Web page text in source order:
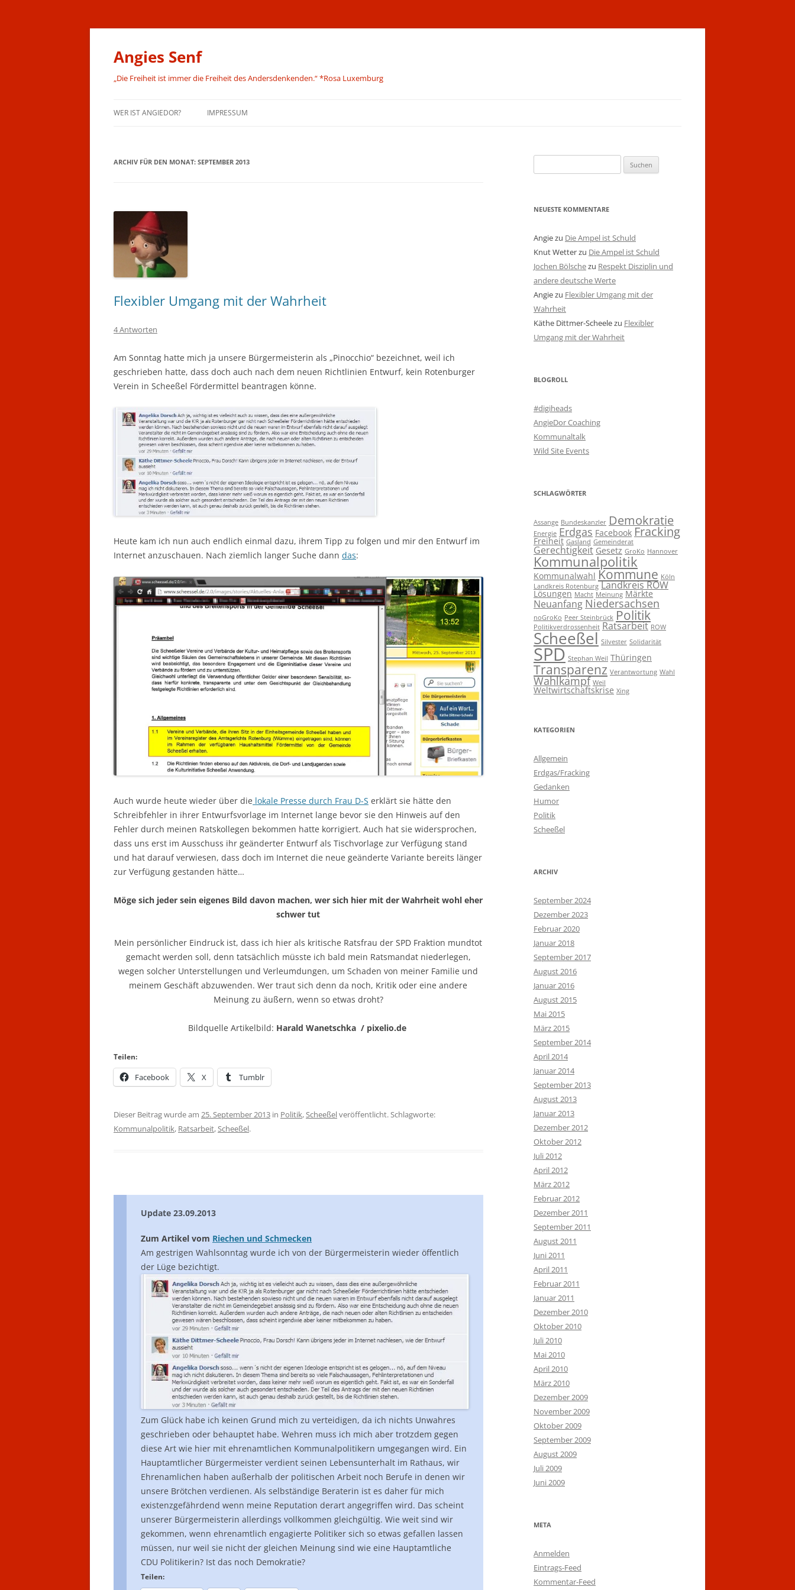
Angies Senf
„Die Freiheit ist immer die Freiheit des Andersdenkenden.“ *Rosa Luxemburg
WER IST ANGIEDOR? IMPRESSUM
ARCHIV FÜR DEN MONAT: SEPTEMBER 2013
Flexibler Umgang mit der Wahrheit
4 Antworten
Am Sonntag hatte mich ja unsere Bürgermeisterin als „Pinocchio“ bezeichnet, weil ich
geschrieben hatte, dass doch auch nach dem neuen Richtlinien Entwurf, kein Rotenburger
Verein in Scheeßel Fördermittel beantragen könne.
Heute kam ich nun auch endlich einmal dazu, ihrem Tipp zu folgen und mir den Entwurf im
Internet anzuschauen. Nach ziemlich langer Suche dann das:
Auch wurde heute wieder über die lokale Presse durch Frau D-S erklärt sie hätte den
Schreibfehler in ihrer Entwurfsvorlage im Internet lange bevor sie den Hinweis auf den
Fehler durch meinen Ratskollegen bekommen hatte korrigiert. Auch hat sie widersprochen,
dass uns erst im Ausschuss ihr geänderter Entwurf als Tischvorlage zur Verfügung stand
und hat darauf verwiesen, dass doch im Internet die neue geänderte Variante bereits länger
zur Verfügung gestanden hätte…
Möge sich jeder sein eigenes Bild davon machen, wer sich hier mit der Wahrheit wohl eher
schwer tut
Mein persönlicher Eindruck ist, dass ich hier als kritische Ratsfrau der SPD Fraktion mundtot
gemacht werden soll, denn tatsächlich müsste ich bald mein Ratsmandat niederlegen,
wegen solcher Unterstellungen und Verleumdungen, um Schaden von meiner Familie und
meinem Geschäft abzuwenden. Wer traut sich denn da noch, Kritik oder eine andere
Meinung zu äußern, wenn so etwas droht?
Bildquelle Artikelbild: Harald Wanetschka / pixelio.de
Teilen:
Facebook X Tumblr
Dieser Beitrag wurde am 25. September 2013 in Politik,Scheeßelveröffentlicht. Schlagworte:
Kommunalpolitik, Ratsarbeit,Scheeßel.
Update 23.09.2013
Zum Artikel vom Riechen und Schmecken
Am gestrigen Wahlsonntag wurde ich von der Bürgermeisterin wieder öffentlich
der Lüge bezichtigt.
Zum Glück habe ich keinen Grund mich zu verteidigen, da ich nichts Unwahres
geschrieben oder behauptet habe. Wehren muss ich mich aber trotzdem gegen
diese Art wie hier mit ehrenamtlichen Kommunalpolitikern umgegangen wird. Ein
Hauptamtlicher Bürgermeister verdient seinen Lebensunterhalt im Rathaus, wir
Ehrenamlichen haben außerhalb der politischen Arbeit noch Berufe in denen wir
unsere Brötchen verdienen. Als selbständige Beraterin ist es daher für mich
existenzgefährdend wenn meine Reputation derart angegriffen wird. Das scheint
unserer Bürgermeisterin allerdings vollkommen gleichgültig. Wie weit sind wir
gekommen, wenn ehrenamtlich engagierte Politiker sich so etwas gefallen lassen
müssen, nur weil sie nicht der gleichen Meinung sind wie eine Hauptamtliche
CDU Politikerin? Ist das noch Demokratie?
Teilen:
nach:
NEUESTE KOMMENTARE
Angiezu Die Ampel ist Schuld
Knut Wetterzu Die Ampel ist Schuld
Jochen Bölschezu Respekt Disziplin und
andere deutsche Werte
Angiezu Flexibler Umgang mit der
Wahrheit
Käthe Dittmer-Scheelezu Flexibler
Umgang mit der Wahrheit
BLOGROLL
#digiheads
AngieDor Coaching
Kommunaltalk
Wild Site Events
SCHLAGWÖRTER
Assange Bundeskanzler Demokratie
Energie Erdgas Facebook Fracking
Freiheit Gasland Gemeinderat
Gerechtigkeit Gesetz GroKo Hannover
Kommunalpolitik
Kommunalwahl Kommune Köln
Landkreis Rotenburg Landkreis ROW
Lösungen Macht Meinung Märkte
NeuanfangNiedersachsen
noGroKo Peer Steinbrück Politik
Politikverdrossenheit Ratsarbeit ROW
Scheeßel Silvester Solidarität
SPD Stephan Weil Thüringen
Transparenz Verantwortung Wahl
Wahlkampf Weil
Weltwirtschaftskrise Xing
KATEGORIEN
Allgemein
Erdgas/Fracking
Gedanken
Humor
Politik
Scheeßel
ARCHIV
September 2024
Dezember 2023
Februar 2020
Januar 2018
September 2017
August 2016
Januar 2016
August 2015
Mai 2015
März 2015
September 2014
April 2014
Januar 2014
September 2013
August 2013
Januar 2013
Dezember 2012
Oktober 2012
Juli 2012
April 2012
März 2012
Februar 2012
Dezember 2011
September 2011
August 2011
Juni 2011
April 2011
Februar 2011
Januar 2011
Dezember 2010
Oktober 2010
Juli 2010
Mai 2010
April 2010
März 2010
Dezember 2009
November 2009
Oktober 2009
September 2009
August 2009
Juli 2009
Juni 2009
META
Anmelden
Eintrags-Feed
Kommentar-Feed